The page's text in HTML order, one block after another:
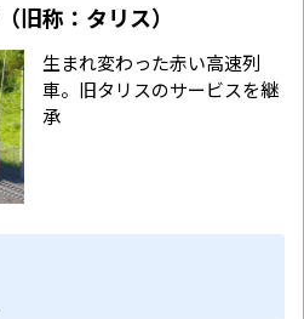
旧称：タリス）
生まれ変わった赤い高速列
車。旧タリスのサービスを継
承